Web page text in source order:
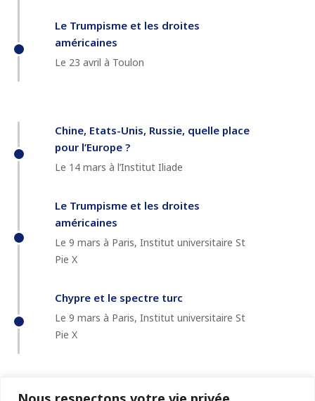
Le Trumpisme et les droites
américaines
Le 23 avril à Toulon
Chine, Etats-Unis, Russie, quelle place
pour l’Europe ?
Le 14 mars à l’Institut Iliade
Le Trumpisme et les droites
américaines
Le 9 mars à Paris, Institut universitaire St
Pie X
Chypre et le spectre turc
Le 9 mars à Paris, Institut universitaire St
Pie X